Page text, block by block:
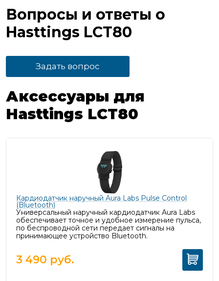
Вопросы и ответы о
Hasttings LCT80
Задать вопрос
Аксессуары для
Hasttings LCT80
Кардиодатчик наручный Aura Labs Pulse Control
(Bluetooth)
Универсальный наручный кардиодатчик Aura Labs
обеспечивает точное и удобное измерение пульса,
по беспроводной сети передает сигналы на
принимающее устройство Bluetooth.
3 490 руб.